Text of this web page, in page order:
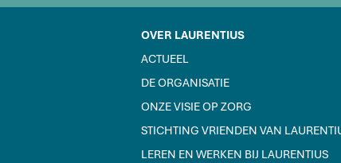
OVER LAURENTIUS
ACTUEEL
DE ORGANISATIE
ONZE VISIE OP ZORG
STICHTING VRIENDEN VAN
LEREN EN WERKEN BIJ LAURENTIUS